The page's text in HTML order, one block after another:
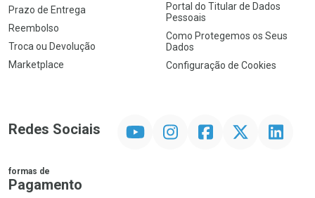
Prazo de Entrega
Reembolso
Troca ou Devolução
Marketplace
Portal do Titular de Dados
Pessoais
Como Protegemos os Seus
Dados
Configuração de Cookies
Redes Sociais InstagramFacebookTwitter Linkedin
formas de
Pagamento